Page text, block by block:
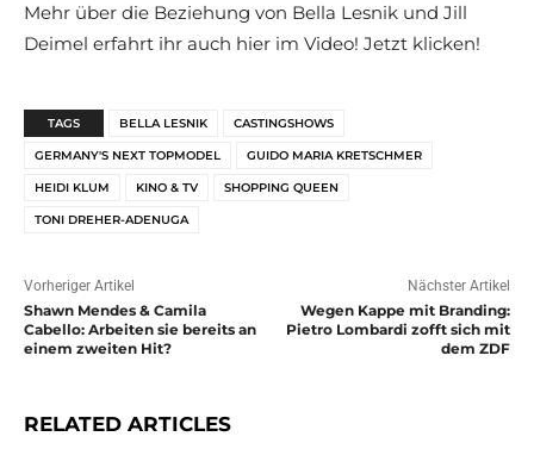
Mehr über die Beziehung von Bella Lesnik und Jill
Deimel erfahrt ihr auch hier im Video! Jetzt klicken!
TAGS BELLA LESNIK CASTINGSHOWS
GERMANY'S NEXT TOPMODEL GUIDO MARIA KRETSCHMER
HEIDI KLUM KINO & TV SHOPPING QUEEN
TONI DREHER-ADENUGA
Vorheriger Artikel
Shawn Mendes & Camila
Cabello: Arbeiten sie bereits an
einem zweiten Hit?
Nächster Artikel
Wegen Kappe mit Branding:
Pietro Lombardi zofft sich mit
dem ZDF
RELATED ARTICLES